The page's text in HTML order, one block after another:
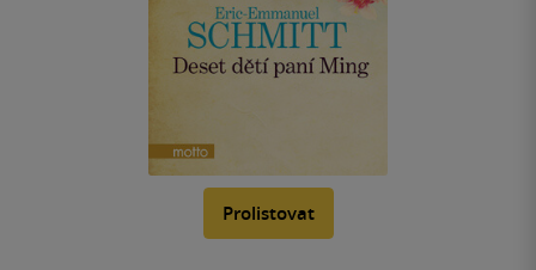
Prolistovat